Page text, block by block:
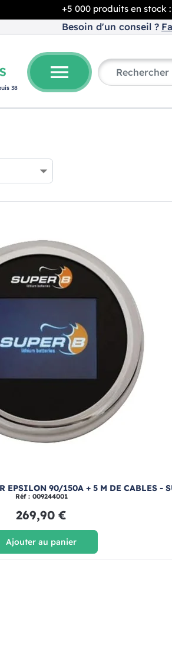
+5 000 produits en stock
Besoin d'un conseil ?
38
menu
EPSILON 90/150A + 5 M DE CABLES -
Réf : 009244001
269,90 €
Ajouter au panier